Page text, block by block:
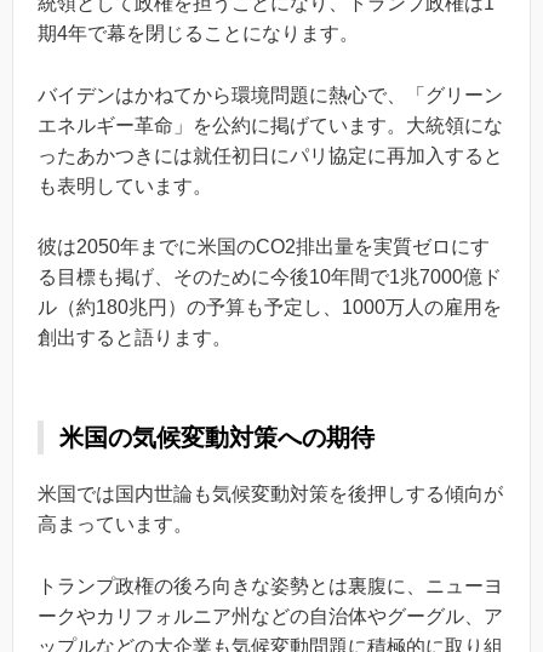
期4年で幕を閉じることになります。
バイデンはかねてから環境問題に熱心で、「グリーン
エネルギー革命」を公約に掲げています。大統領にな
ったあかつきには就任初日にパリ協定に再加入すると
も表明しています。
彼は2050年までに米国のCO2排出量を実質ゼロにす
る目標も掲げ、そのために今後10年間で1兆7000億ド
ル（約180兆円）の予算も予定し、1000万人の雇用を
創出すると語ります。
米国の気候変動対策への期待
米国では国内世論も気候変動対策を後押しする傾向が
高まっています。
トランプ政権の後ろ向きな姿勢とは裏腹に、ニューヨ
ークやカリフォルニア州などの自治体やグーグル、ア
ップルなどの大企業も気候変動問題に積極的に取り組